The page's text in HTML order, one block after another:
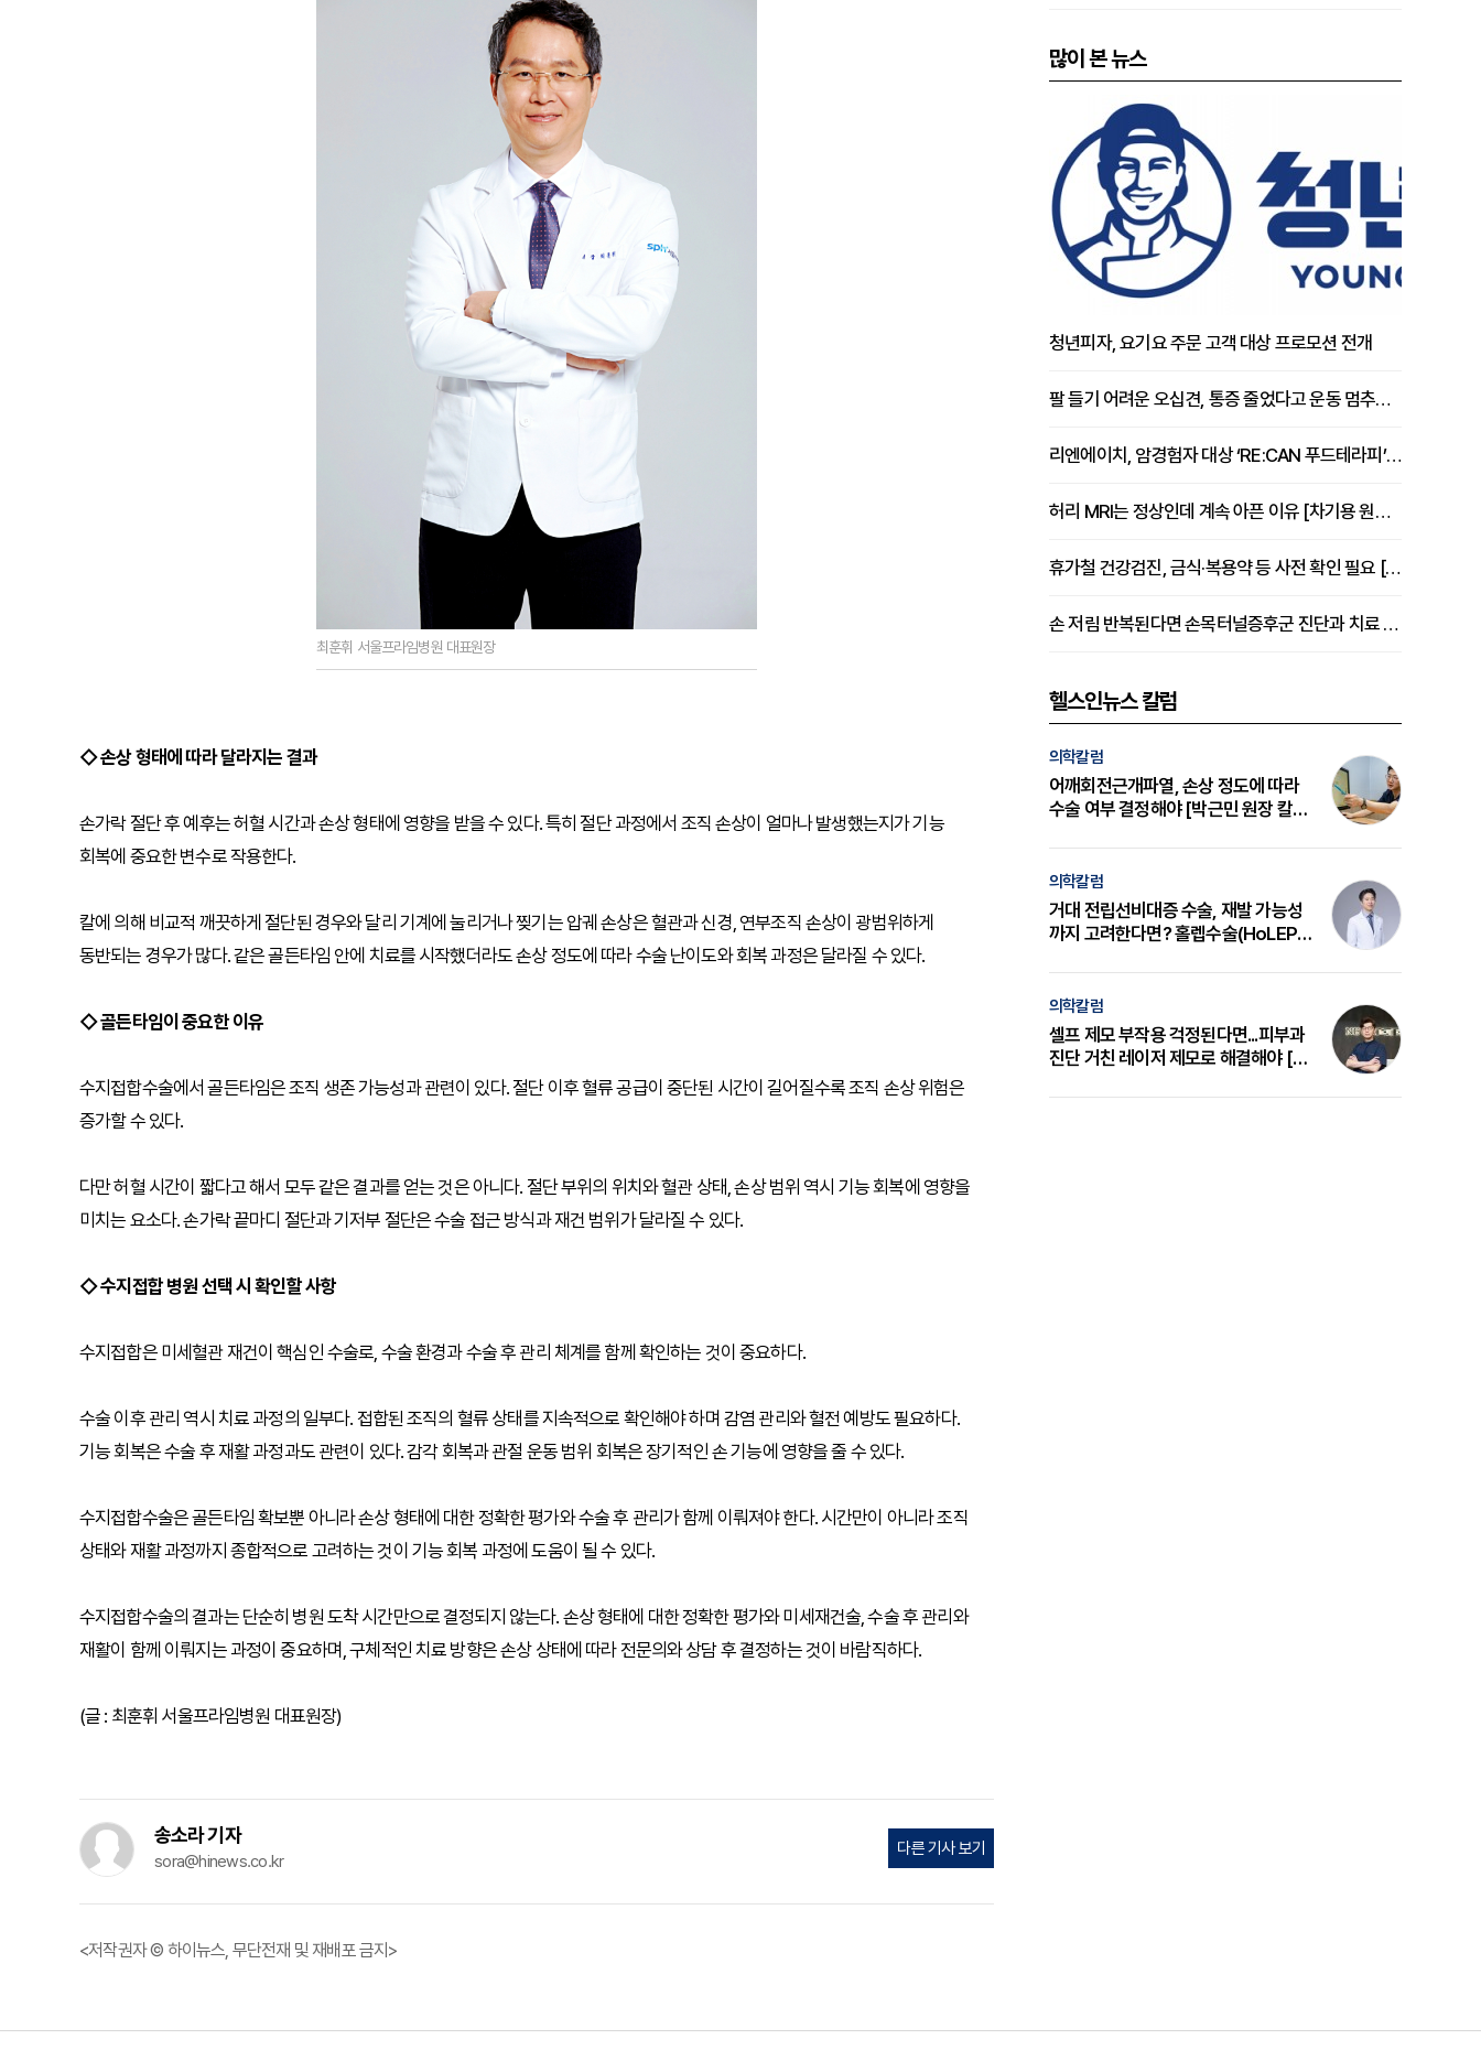
최훈휘 서울프라임병원 대표원장
◇ 손상 형태에 따라 달라지는 결과
손가락 절단 후 예후는 허혈 시간과 손상 형태에 영향을 받을 수 있다. 특히 절단 과정에서 조직 손상이 얼마나 발생했는지가 기능
회복에 중요한 변수로 작용한다.
칼에 의해 비교적 깨끗하게 절단된 경우와 달리 기계에 눌리거나 찢기는 압궤 손상은 혈관과 신경, 연부조직 손상이 광범위하게
동반되는 경우가 많다. 같은 골든타임 안에 치료를 시작했더라도 손상 정도에 따라 수술 난이도와 회복 과정은 달라질 수 있다.
◇ 골든타임이 중요한 이유
수지접합수술에서 골든타임은 조직 생존 가능성과 관련이 있다. 절단 이후 혈류 공급이 중단된 시간이 길어질수록 조직 손상 위험은
증가할 수 있다.
다만 허혈 시간이 짧다고 해서 모두 같은 결과를 얻는 것은 아니다. 절단 부위의 위치와 혈관 상태, 손상 범위 역시 기능 회복에 영향을
미치는 요소다. 손가락 끝마디 절단과 기저부 절단은 수술 접근 방식과 재건 범위가 달라질 수 있다.
◇ 수지접합 병원 선택 시 확인할 사항
수지접합은 미세혈관 재건이 핵심인 수술로, 수술 환경과 수술 후 관리 체계를 함께 확인하는 것이 중요하다.
수술 이후 관리 역시 치료 과정의 일부다. 접합된 조직의 혈류 상태를 지속적으로 확인해야 하며 감염 관리와 혈전 예방도 필요하다.
기능 회복은 수술 후 재활 과정과도 관련이 있다. 감각 회복과 관절 운동 범위 회복은 장기적인 손 기능에 영향을 줄 수 있다.
수지접합수술은 골든타임 확보뿐 아니라 손상 형태에 대한 정확한 평가와 수술 후 관리가 함께 이뤄져야 한다. 시간만이 아니라 조직
상태와 재활 과정까지 종합적으로 고려하는 것이 기능 회복 과정에 도움이 될 수 있다.
수지접합수술의 결과는 단순히 병원 도착 시간만으로 결정되지 않는다. 손상 형태에 대한 정확한 평가와 미세재건술, 수술 후 관리와
재활이 함께 이뤄지는 과정이 중요하며, 구체적인 치료 방향은 손상 상태에 따라 전문의와 상담 후 결정하는 것이 바람직하다.
(글 : 최훈휘 서울프라임병원 대표원장)
송소라 기자
sora@hinews.co.kr
다른 기사 보기
<저작권자 © 하이뉴스, 무단전재 및 재배포 금지>
많이 본 뉴스
청년피자, 요기요 주문 고객 대상 프로모션 전개
팔 들기 어려운 오십견, 통증 줄었다고 운동 멈추면 안 되는 이유 [이병욱 원장 칼럼]
리엔에이치, 암경험자 대상 ‘RE:CAN 푸드테라피’ 운영
허리 MRI는 정상인데 계속 아픈 이유 [차기용 원장 칼럼]
휴가철 건강검진, 금식·복용약 등 사전 확인 필요 [정도감 원장 칼럼]
손 저림 반복된다면 손목터널증후군 진단과 치료 시기 살펴야 [김동현 원장 칼럼]
헬스인뉴스 칼럼
의학칼럼
어깨회전근개파열, 손상 정도에 따라
수술 여부 결정해야 [박근민 원장 칼
의학칼럼
거대 전립선비대증 수술, 재발 가능성
까지 고려한다면? 홀렙수술(HoLEP)
의학칼럼
셀프 제모 부작용 걱정된다면...피부과
진단 거친 레이저 제모로 해결해야 [변